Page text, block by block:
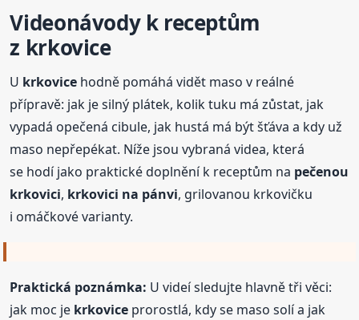
Videonávody k receptům
z krkovice
U krkovice hodně pomáhá vidět maso v reálné
přípravě: jak je silný plátek, kolik tuku má zůstat, jak
vypadá opečená cibule, jak hustá má být šťáva a kdy už
maso nepřepékat. Níže jsou vybraná videa, která
se hodí jako praktické doplnění k receptům na pečenou
krkovici, krkovici na pánvi, grilovanou krkovičku
i omáčkové varianty.
Praktická poznámka: U videí sledujte hlavně tři věci:
jak moc je krkovice prorostlá, kdy se maso solí a jak